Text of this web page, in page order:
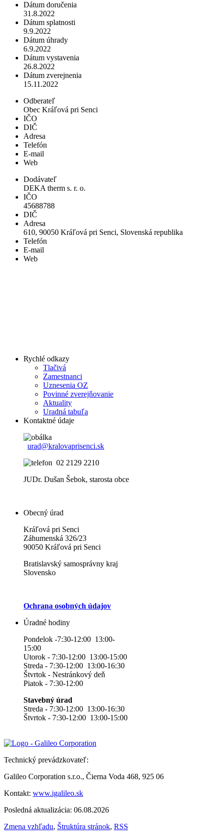
Dátum doručenia
31.8.2022
Dátum splatnosti
9.9.2022
Dátum úhrady
6.9.2022
Dátum vystavenia
26.8.2022
Dátum zverejnenia
15.11.2022
Odberateľ
Obec Kráľová pri Senci
IČO
DIČ
Adresa
Telefón
E-mail
Web
Dodávateľ
DEKA therm s. r. o.
IČO
45688788
DIČ
Adresa
610, 90050 Kráľová pri Senci, Slovenská republika
Telefón
E-mail
Web
Rychlé odkazy
Tlačivá
Zamestnanci
Uznesenia OZ
Povinné zverejňovanie
Aktuality
Uradná tabuľa
Kontaktné údaje
urad@kralovaprisenci.sk
02 2129 2210
JUDr. Dušan Šebok, starosta obce
Obecný úrad
Kráľová pri Senci
Záhumenská 326/23
90050 Kráľová pri Senci
Bratislavský samosprávny kraj
Slovensko
Ochrana osobných údajov
Úradné hodiny
Pondelok -7:30-12:00 13:00-
15:00
Utorok - 7:30-12:00 13:00-15:00
Streda - 7:30-12:00 13:00-16:30
Štvrtok - Nestránkový deň
Piatok - 7:30-12:00
Stavebný úrad
Streda - 7:30-12:00 13:00-16:30
Štvrtok - 7:30-12:00 13:00-15:00
Technický prevádzkovateľ:
Galileo Corporation s.r.o., Čierna Voda 468, 925 06
Kontakt: www.igalileo.sk
Posledná aktualizácia: 06.08.2026
Zmena vzhľadu, Štruktúra stránok, RSS